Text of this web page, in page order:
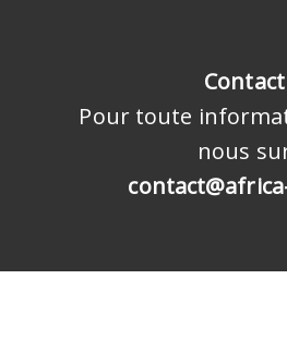
Contact
Pour toute
nous